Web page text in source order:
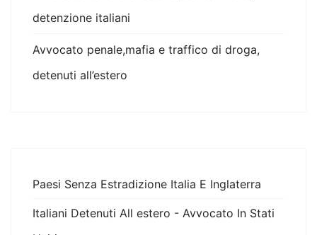
detenzione italiani
Avvocato penale,mafia e traffico di droga,
detenuti all’estero
Paesi Senza Estradizione Italia E Inglaterra
Italiani Detenuti All estero - Avvocato In Stati